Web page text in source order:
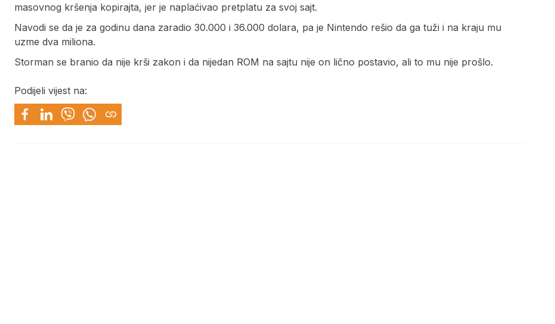
masovnog kršenja kopirajta, jer je naplaćivao pretplatu za svoj sajt.
Navodi se da je za godinu dana zaradio 30.000 i 36.000 dolara, pa je Nintendo rešio da ga tuži i na kraju mu
uzme dva miliona.
Storman se branio da nije krši zakon i da nijedan ROM na sajtu nije on lično postavio, ali to mu nije prošlo.
Podijeli vijest na: